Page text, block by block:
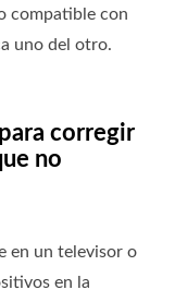
compatible con
uno del otro.
corregir
no
en un televisor o
en la